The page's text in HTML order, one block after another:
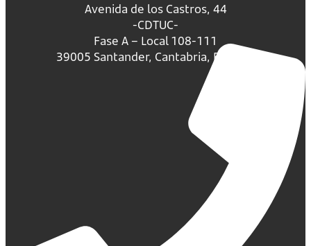
Avenida de los Castros, 44
-CDTUC-
Fase A – Local 108-111
39005 Santander, Cantabria, España.